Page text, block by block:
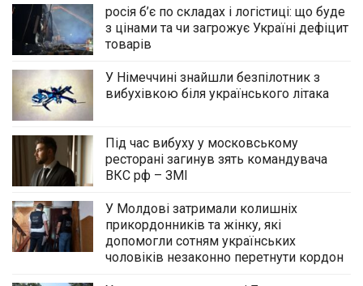
росія б’є по складах і логістиці: що буде
з цінами та чи загрожує Україні дефіцит
товарів
У Німеччині знайшли безпілотник з
вибухівкою біля українського літака
Під час вибуху у московському
ресторані загинув зять командувача
ВКС рф – ЗМІ
У Молдові затримали колишніх
прикордонників та жінку, які
допомогли сотням українських
чоловіків незаконно перетнути кордон